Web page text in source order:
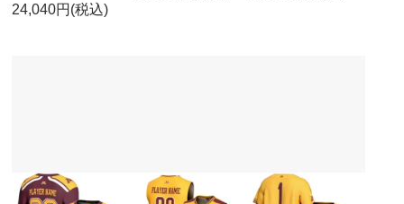
24,040円(税込)